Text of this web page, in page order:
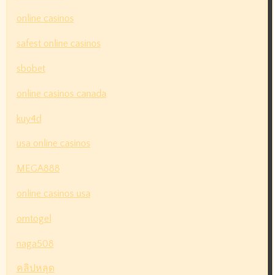
online casinos
safest online casinos
sbobet
online casinos canada
kuy4d
usa online casinos
MEGA888
online casinos usa
omtogel
naga508
คลิปหลุด